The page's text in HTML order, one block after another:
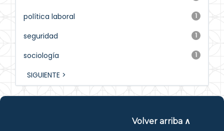
1
política laboral
1
seguridad
1
sociología
SIGUIENTE >
Volver arriba ∧